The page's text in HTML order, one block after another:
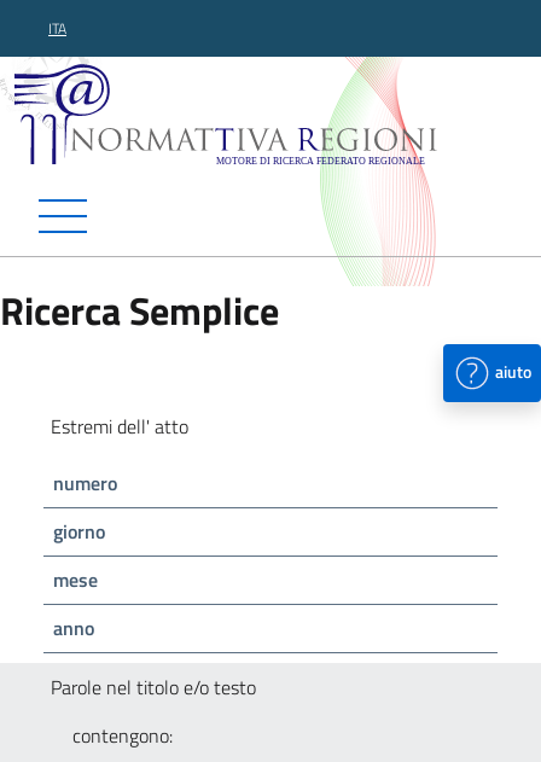
ITA
Normattiva Regioni -
Ricerca Semplice
aiuto
Estremi dell' atto
numero
giorno
mese
anno
Parole nel titolo e/o testo
contengono: